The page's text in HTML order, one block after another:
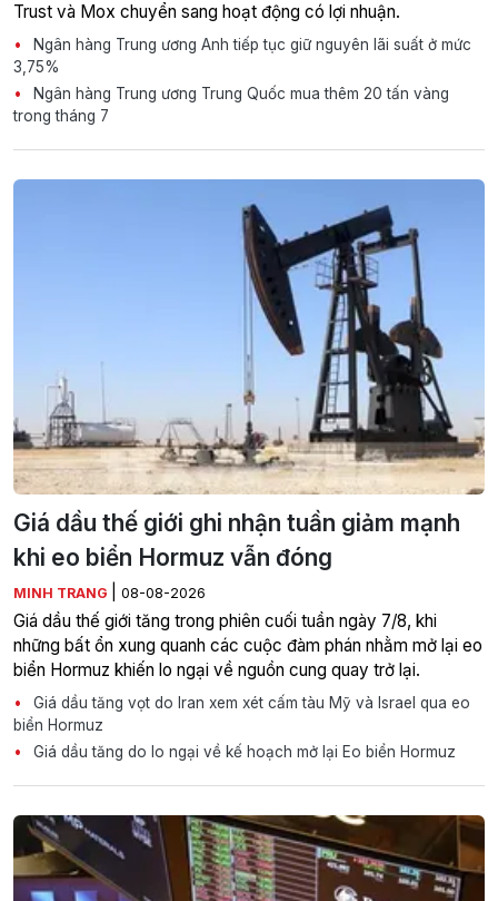
Trust và Mox chuyển sang hoạt động có lợi nhuận.
Ngân hàng Trung ương Anh tiếp tục giữ nguyên lãi suất ở mức
3,75%
Ngân hàng Trung ương Trung Quốc mua thêm 20 tấn vàng
trong tháng 7
Giá dầu thế giới ghi nhận tuần giảm mạnh
khi eo biển Hormuz vẫn đóng
MINH TRANG 08-08-2026
Giá dầu thế giới tăng trong phiên cuối tuần ngày 7/8, khi
những bất ổn xung quanh các cuộc đàm phán nhằm mở lại eo
biển Hormuz khiến lo ngại về nguồn cung quay trở lại.
Giá dầu tăng vọt do Iran xem xét cấm tàu Mỹ và Israel qua eo
biển Hormuz
Giá dầu tăng do lo ngại về kế hoạch mở lại Eo biển Hormuz